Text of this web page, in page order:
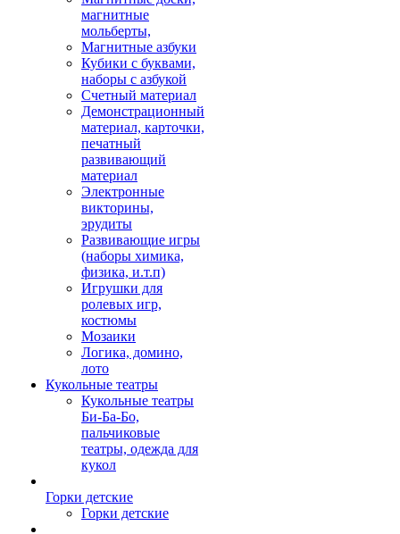
магнитные
мольберты,
Магнитные азбуки
Кубики с буквами,
наборы с азбукой
Счетный материал
Демонстрационный
материал, карточки,
печатный
развивающий
материал
Электронные
викторины,
эрудиты
Развивающие игры
(наборы химика,
физика, и.т.п)
Игрушки для
ролевых игр,
костюмы
Мозаики
Логика, домино,
лото
Кукольные театры
Кукольные театры
Би-Ба-Бо,
пальчиковые
театры, одежда для
кукол
Горки детские
Горки детские